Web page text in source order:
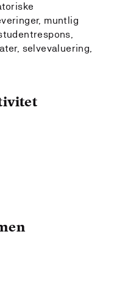
muntlig
selvevaluering,